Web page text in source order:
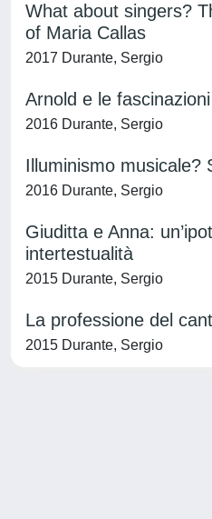
What about singers?
of Maria Callas
2017 Durante, Sergio
Arnold e le
2016 Durante, Sergio
Illuminismo musicale?
2016 Durante, Sergio
Giuditta e Anna:
intertestualità
2015 Durante, Sergio
La professione del
2015 Durante, Sergio